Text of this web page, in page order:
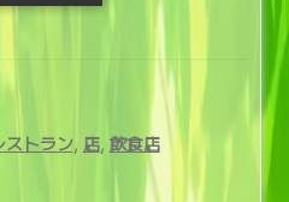
ストラン, 店, 飲食店